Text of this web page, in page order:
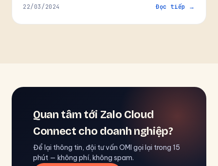
22/03/2024 Đọc tiếp →
Quan tâm tới Zalo Cloud
Connect cho doanh nghiệp?
Để lại thông tin, đội tư vấn OMI gọi lại trong 15
phút — không phí, không spam.